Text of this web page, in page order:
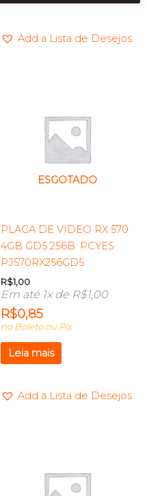
Add a Lista de Desejos
ESGOTADO
PLACA DE VIDEO RX 570
4GB GD5 256B. PCYES
PJ570RX256GD5
R$1,00
Em até 1x de R$1,00
R$0,85
no Boleto ou Pix
Leia mais
Add a Lista de Desejos